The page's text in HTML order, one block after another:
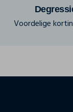
Voordelige